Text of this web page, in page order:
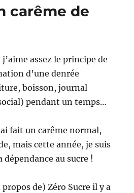
carême de
assez le principe de
d’une denrée
boisson, journal
pendant un temps…
fait un carême normal,
mais cette année, je suis
au sucre !
propos de) Zéro Sucre il y a